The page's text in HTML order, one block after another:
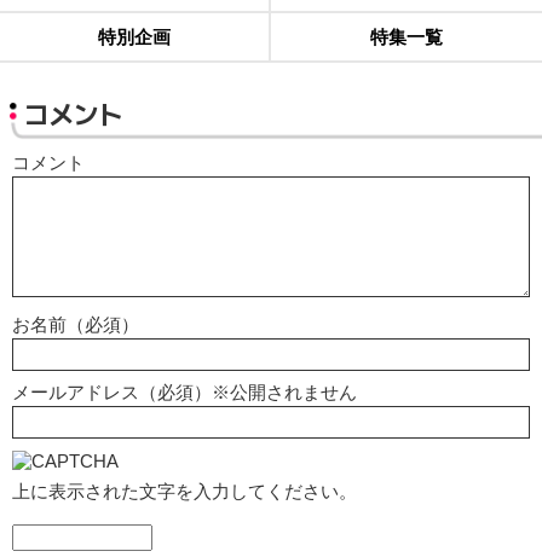
特別企画 特集一覧
コメント
コメント
お名前（必須）
メールアドレス（必須）※公開されません
上に表示された文字を入力してください。